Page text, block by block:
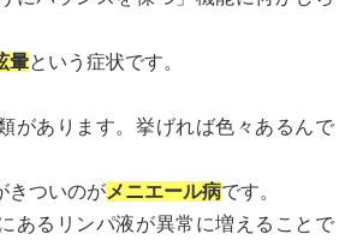
暈という症状です。
があります。挙げれば色々あるんで
きついのがメニエール病です。
あるリンパ液が異常に増えることで